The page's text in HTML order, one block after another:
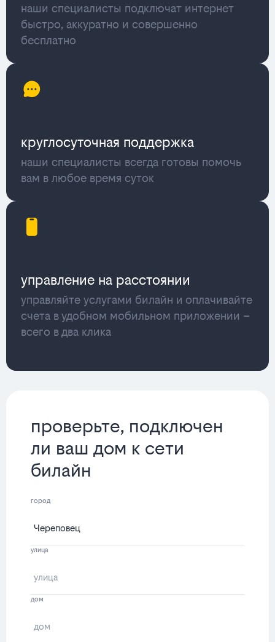
наши специалисты подключат интернет
быстро, аккуратно и совершенно
бесплатно
круглосуточная поддержка
наши специалисты всегда готовы помочь
вам в любое время суток
управление на расстоянии
управляйте услугами билайн и оплачивайте
счета в удобном мобильном приложении –
всего в два клика
проверьте, подключен
ли ваш дом к сети
билайн
город
улица
дом